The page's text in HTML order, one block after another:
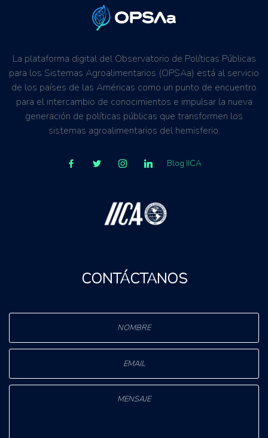
La plataforma digital del Observatorio de Políticas Públicas
para los Sistemas Agroalimentarios (OPSAa) está al servicio
de los países de las Américas como un punto de encuentro
para el intercambio de conocimientos e impulsar la nueva
generación de políticas públicas que transformen los
sistemas agroalimentarios del hemisferio.
Blog IICA
CONTÁCTANOS